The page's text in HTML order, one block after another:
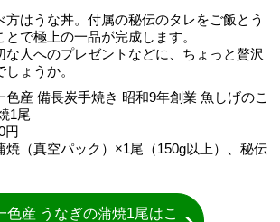
はうな丼。付属の秘伝のタレをご飯とう
で極上の一品が完成します。
な人へのプレゼントなどに、ちょっと贅沢
ょうか。
色産 備長炭手焼き 昭和9年創業 魚しげのこ
1尾
円
焼（真空パック）×1尾（150g以上）、秘伝
色産 うなぎの蒲焼1尾はこ